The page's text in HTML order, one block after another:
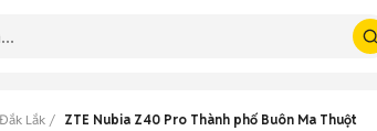
Lắk ZTE Nubia Z40 Pro Thành phố Buôn Ma Thuột